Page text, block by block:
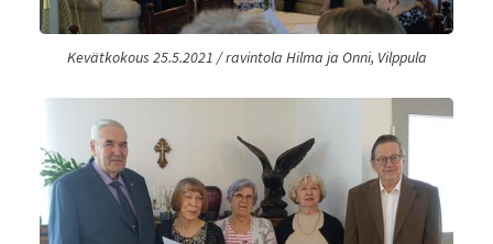
Kevätkokous 25.5.2021 / ravintola Hilma ja Onni, Vilppula